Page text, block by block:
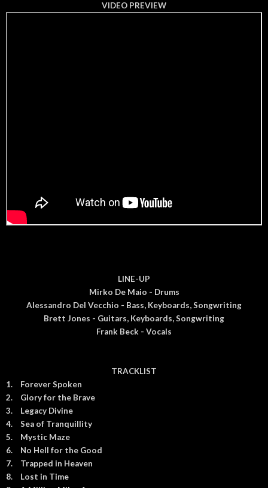
VIDEO PREVIEW
LINE-UP
Mirko De Maio - Drums
Alessandro Del Vecchio - Bass, Keyboards, Songwriting
Brett Jones - Guitars, Keyboards, Songwriting
Frank Beck - Vocals
TRACKLIST
1.
Forever Spoken
2.
Glory for the Brave
3.
Legacy Divine
4.
Sea of Tranquillity
5.
Mystic Maze
6.
No Hell for the Good
7.
Trapped in Heaven
8.
Lost in Time